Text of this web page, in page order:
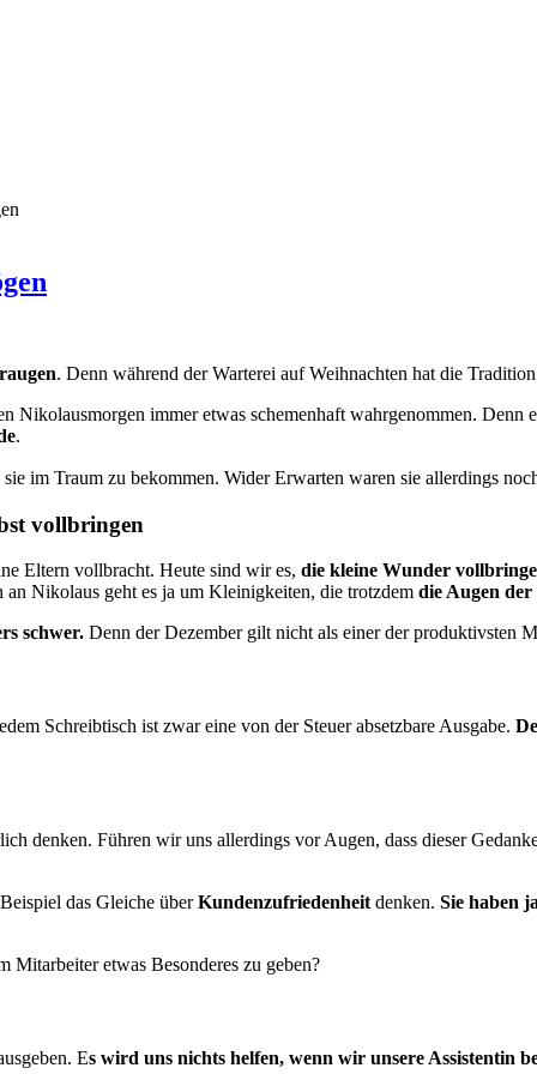
. Denn während der War­terei auf Weihnachten hat die
Nikolausmorgen immer etwas schemenhaft wahrgenommen. Denn
.
im Traum zu bekommen. Wider Erwarten waren sie allerdings
vollbringen
Eltern vollbracht. Heute sind wir es, die kleine Wunder
an Nikolaus geht es ja um Kleinigkeiten, die trotzdem die Augen
schwer. Denn der Dezember gilt nicht als einer der produktivsten
Schreibtisch ist zwar eine von der Steuer absetzbare Ausgabe.
den­ken. Führen wir uns allerdings vor Augen, dass dieser
das Gleiche überKundenzufriedenheit denken. Sie haben
etwas Besonderes zu geben?
Es wird uns nichts helfen, wenn wir unsere Assisten­tin